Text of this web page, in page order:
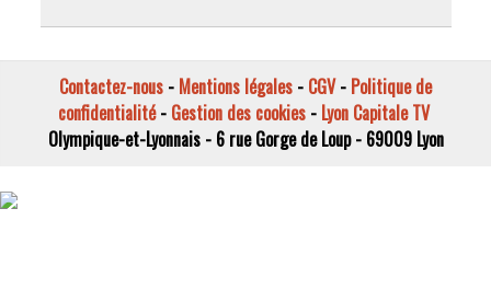
Contactez-nous - Mentions légales - CGV- Politique de
confidentialité- Gestion des cookies- Lyon Capitale TV
Olympique-et-Lyonnais - 6 rue Gorge de Loup - 69009 Lyon